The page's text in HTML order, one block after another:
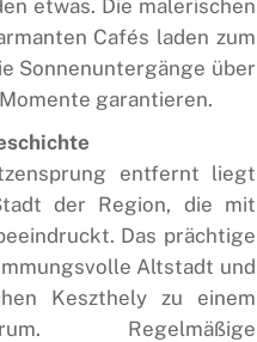
etwas. Die malerischen
Cafés laden zum
Sonnenuntergänge über
garantieren.
entfernt liegt
der Region, die mit
Das prächtige
Altstadt und
Keszthely zu einem
Regelmäßige